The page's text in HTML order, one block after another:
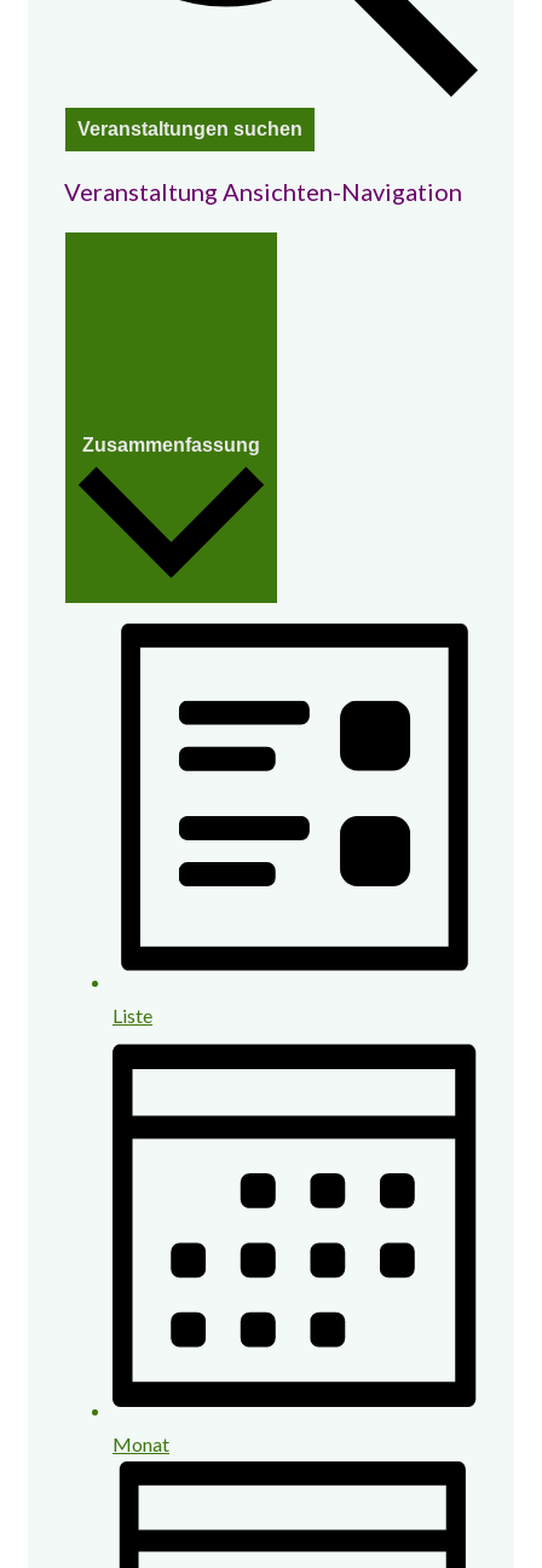
Veranstaltungen suchen
Veranstaltung Ansichten-Navigation
Zusammenfassung
Liste
Monat